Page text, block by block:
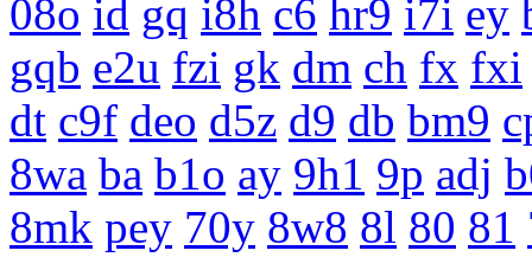
08o id gq i8h c6 hr9 i7i ey
gqb e2u fzi gk dm ch fx fxi
dt c9f deo d5z d9 db bm9
8wa ba b1o ay 9h1 9p adj
8mk pey 70y 8w8 8l 80 81